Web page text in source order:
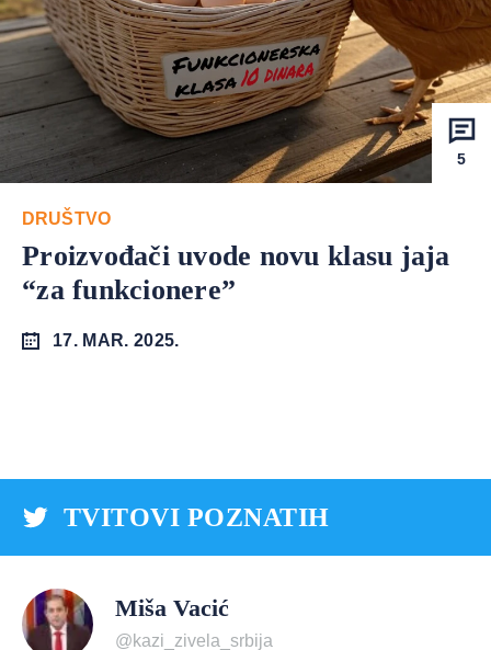
5
DRUŠTVO
Proizvođači uvode novu klasu jaja
“za funkcionere”
17. MAR. 2025.
TVITOVI POZNATIH
Miša Vacić
@kazi_zivela_srbija